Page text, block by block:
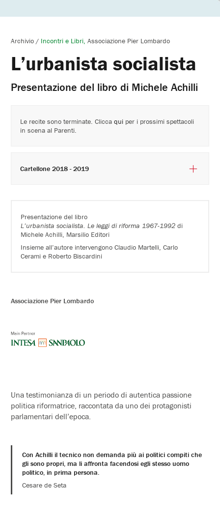
Archivio / Incontri e Libri Associazione Pier Lombardo
L’urbanista socialista
Presentazione del libro di Michele Achilli
Presentazione del libro
L’urbanista socialista. Le leggi di riforma 1967-1992 di
Michele Achilli, Marsilio Editori
Insieme all’autore intervengono Claudio Martelli, Carlo
Cerami e Roberto Biscardini
Associazione Pier Lombardo
Una testimonianza di un periodo di autentica passione
politica riformatrice, raccontata da uno dei protagonisti
parlamentari dell’epoca.
Con Achilli il tecnico non demanda più ai politici compiti che
gli sono propri, ma li affronta facendosi egli stesso uomo
politico, in prima persona.
Cesare de Seta
Le recite sono terminate. Cliccaqui per i prossimi spettacoli
in scena al Parenti.
Cartellone 2018 - 2019